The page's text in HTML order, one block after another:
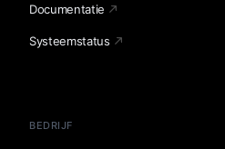
Documentatie
Systeemstatus
BEDRIJF